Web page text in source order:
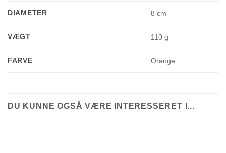
DIAMETER 8 cm
VÆGT 110 g
FARVE Orange
DU KUNNE OGSÅ VÆRE INTERESSERET I...